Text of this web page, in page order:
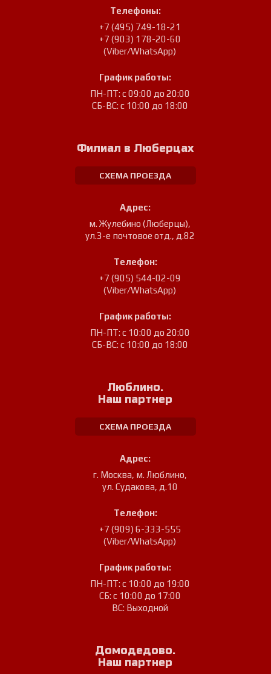
Телефоны:
+7 (495) 749-18-21
+7 (903) 178-20-60
(Viber/WhatsApp)
График работы:
ПН-ПТ: с 09:00 до 20:00
СБ-ВС: с 10:00 до 18:00
Филиал в Люберцах
СХЕМА ПРОЕЗДА
Адрес:
м. Жулебино (Люберцы),
ул.3-е почтовое отд., д.82
Телефон:
+7 (905) 544-02-09
(Viber/WhatsApp)
График работы:
ПН-ПТ: с 10:00 до 20:00
СБ-ВС: с 10:00 до 18:00
Люблино.
Наш партнер
СХЕМА ПРОЕЗДА
Адрес:
г. Москва, м. Люблино,
ул. Судакова, д.10
Телефон:
+7 (909) 6-333-555
(Viber/WhatsApp)
График работы:
ПН-ПТ: с 10:00 до 19:00
СБ: с 10:00 до 17:00
ВС: Выходной
Домодедово.
Наш партнер